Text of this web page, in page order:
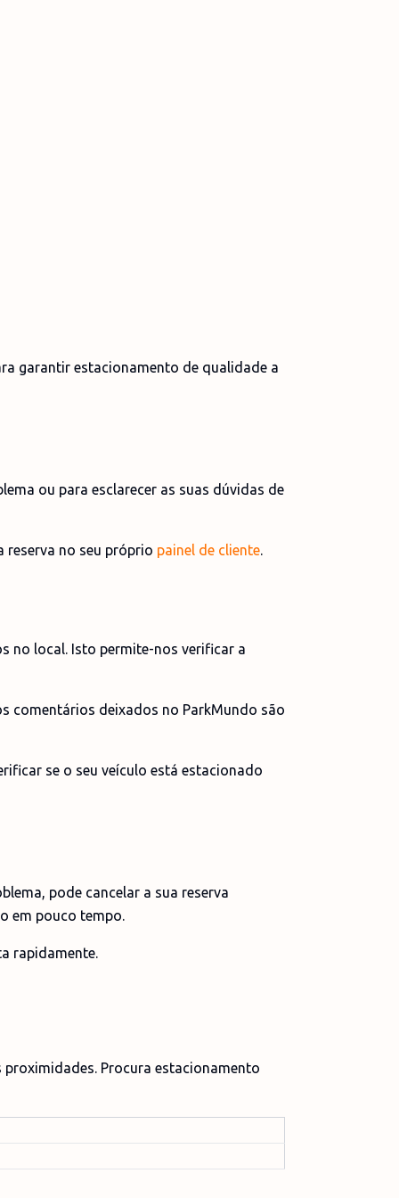
garantir estacionamento de qualidade a
ou para esclarecer as suas dúvidas de
no seu próprio painel de cliente.
no local. Isto permite-nos verificar a
comentários deixados no ParkMundo são
se o seu veículo está estacionado
pode cancelar a sua reserva
em pouco tempo.
rapidamente.
Procura estacionamento